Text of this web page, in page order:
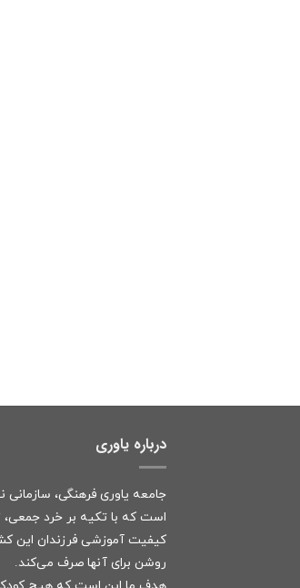
درباره یاوری
جامعه یاوری فرهنگی، سازمانی
است که با تکیه بر خرد جمعی،
کیفیت آموزشی فرزندان این
روشن برای آنها صرف می‌کند.